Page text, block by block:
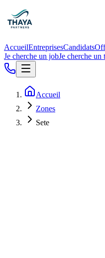
AccueilEntreprisesCandidats
Je cherche un jobJe cherche un
Accueil
Zones
Sete